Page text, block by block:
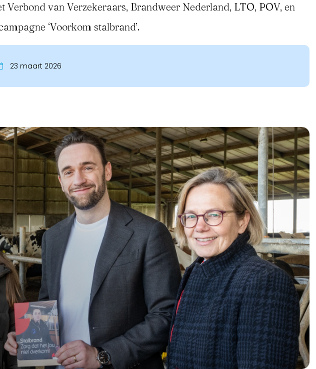
Verbond van Verzekeraars, Brandweer Nederland, LTO, POV, en
‘Voorkom stalbrand’.
23 maart 2026